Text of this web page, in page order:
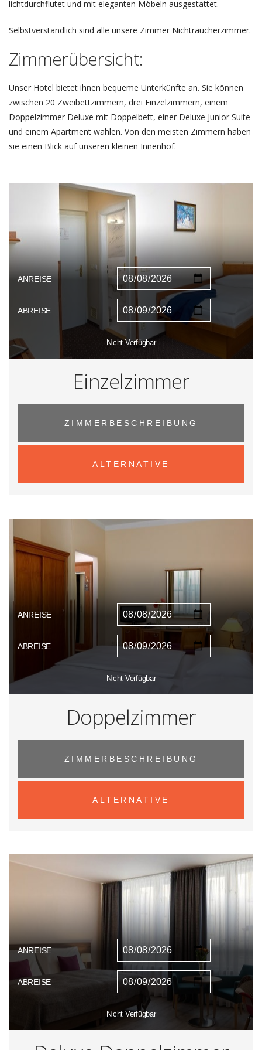
lichtdurchflutet und mit eleganten Möbeln ausgestattet.
Selbstverständlich sind alle unsere Zimmer Nichtraucherzimmer.
Zimmerübersicht:
Unser Hotel bietet ihnen bequeme Unterkünfte an. Sie können
zwischen 20 Zweibettzimmern, drei Einzelzimmern, einem
Doppelzimmer Deluxe mit Doppelbett, einer Deluxe Junior Suite
und einem Apartment wählen. Von den meisten Zimmern haben
sie einen Blick auf unseren kleinen Innenhof.
ANREISE
ABREISE
Nicht Verfügbar
Einzelzimmer
ZIMMERBESCHREIBUNG
ALTERNATIVE
ANREISE
ABREISE
Nicht Verfügbar
Doppelzimmer
ZIMMERBESCHREIBUNG
ALTERNATIVE
ANREISE
ABREISE
Nicht Verfügbar